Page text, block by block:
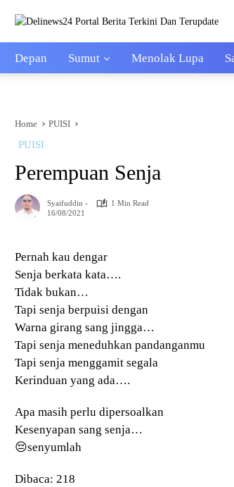
Depan Sumut Menolak Lupa
Home PUISI
PUISI
Perempuan Senja
Syaifuddin -
1 Min Read
16/08/2021
Pernah kau dengar
Senja berkata kata….
Tidak bukan…
Tapi senja berpuisi dengan
Warna girang sang jingga…
Tapi senja meneduhkan pandanganmu
Tapi senja menggamit segala
Kerinduan yang ada….
Apa masih perlu dipersoalkan
Kesenyapan sang senja…
😔senyumlah
Dibaca: 218